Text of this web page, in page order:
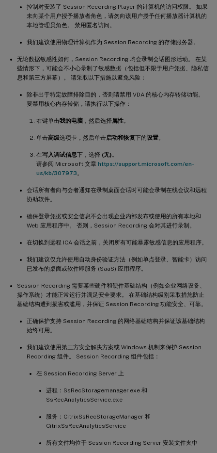
控制对安装了 Session Recording Player 的计算机的访问权限。 如果
未向某个用户授予播放者角色，请勿向该用户授予任何播放器计算机的
本地管理员角色。 禁用匿名访问。
我们建议使用物理计算机作为 Session Recording 的存储服务器。
无论数据敏感性如何，Session Recording 均会录制会话图形活动。 在某
些情形下，可能会不小心录制了敏感数据（包括但不限于用户凭据、隐私信
息和第三方屏幕）。 请采取以下措施以避免风险：
除非出于特定故障排除目的，否则请禁用 VDA 的核心内存转储功能。
要禁用核心内存转储，请执行以下操作：
右键单击我的电脑 ，然后选择属性。
单击高级选项卡，然后单击启动和恢复下的设置。
在写入调试信息下，选择 (无) 。
请参阅 Microsoft 文章 https://support.microsoft.com/en-
us/kb/307973 。
会话所有者向与会者通知在录制桌面会话时可能会录制在线会议和远程
协助软件。
确保登录凭据或安全信息不会出现企业内部发布或使用的所有本地和
Web 应用程序中。 否则，Session Recording 会对其进行录制。
在切换到远程 ICA 会话之前，关闭所有可能暴露敏感信息的应用程序。
我们建议仅允许使用自动身份验证方法（例如单点登录、智能卡）访问
已发布的桌面或软件即服务 (SaaS) 应用程序。
Session Recording 需要某些硬件和硬件基础结构（例如企业网络设备、
操作系统）才能正常运行并满足安全要求。 在基础结构级别采取措施防止
基础结构遭到损害或滥用，并保证 Session Recording 功能安全、可靠。
正确保护支持 Session Recording 的网络基础结构并保证该基础结构
始终可用。
我们建议使用第三方安全解决方案或 Windows 机制来保护 Session
Recording 组件。 Session Recording 组件包括：
在 Session Recording Server 上
进程：SsRecStoragemanager.exe 和
SsRecAnalyticsService.exe
服务：CitrixSsRecStorageManager 和
CitrixSsRecAnalyticsService
所有文件均位于 Session Recording Server 安装文件夹中